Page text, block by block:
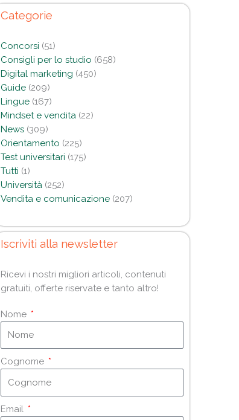
Categorie
Concorsi (51)
Consigli per lo studio (658)
Digital marketing (450)
Guide(209)
Lingue(167)
Mindset e vendita(22)
News(309)
Orientamento (225)
Test universitari (175)
Tutti (1)
Università(252)
Vendita e comunicazione(207)
Iscriviti alla newsletter
Ricevi i nostri migliori articoli, contenuti
gratuiti, offerte riservate e tanto altro!
Nome
Cognome
Email